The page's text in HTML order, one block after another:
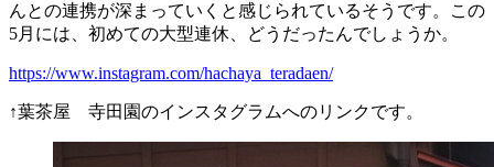
んとの連携が深まっていくと感じられているそうです。この
5月には、初めての大型連休、どうだったんでしょうか。
https://www.instagram.com/hachaya_teradaen/
↑葉茶屋 寺田園のインスタグラムへのリンクです。